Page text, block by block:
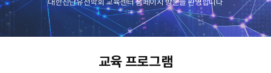
대한진단유전학회 교육센터 홈페이지 방문을 환영합니다
교육 프로그램